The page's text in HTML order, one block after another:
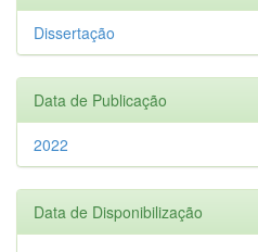
Dissertação
Data de Publicação
2022
Data de Disponibilização